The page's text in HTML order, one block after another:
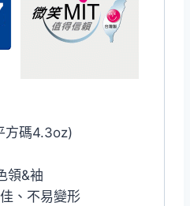
方碼4.3oz)
領&袖
、不易變形